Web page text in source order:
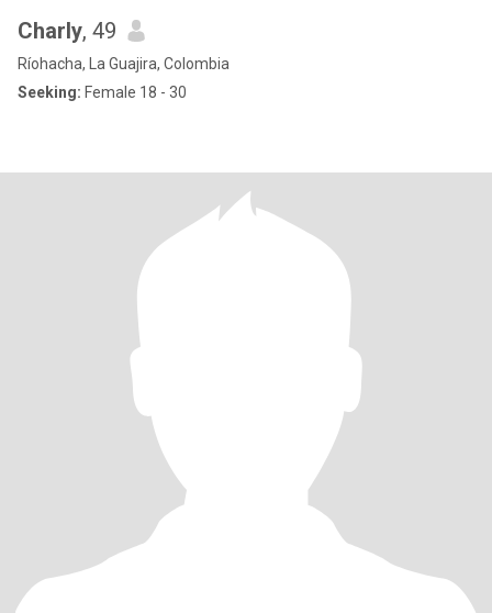
Charly, 49
Ríohacha, La Guajira, Colombia
Seeking: Female 18 - 30